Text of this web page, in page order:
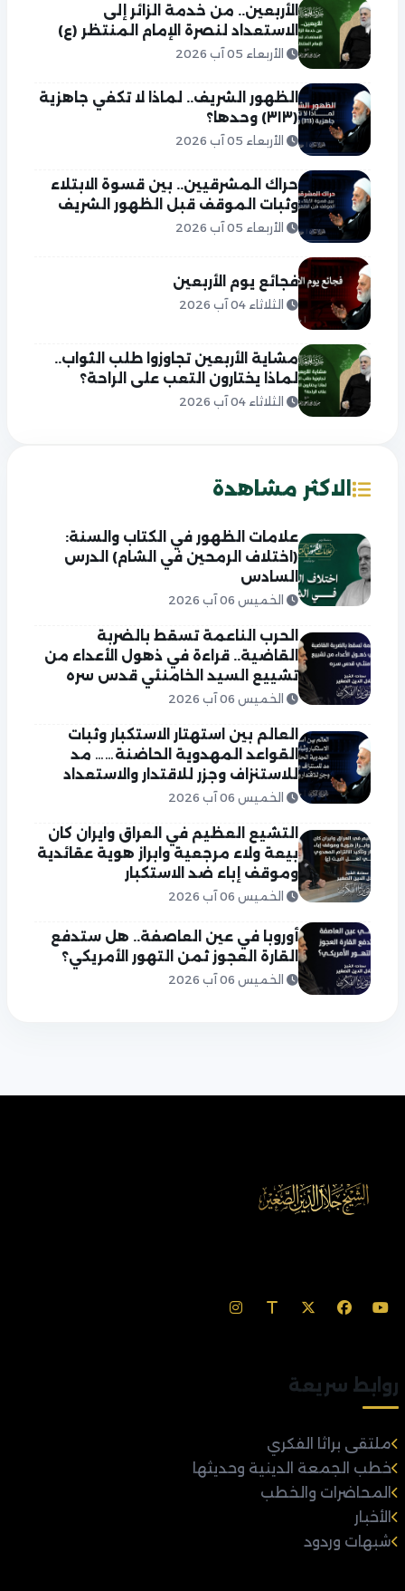
الأربعين.. من خدمة الزائر إلى
الاستعداد لنصرة الإمام المنتظر (ع)
الأربعاء 05 آب 2026
الظهور الشريف.. لماذا لا تكفي جاهزية
(٣١٣) وحدها؟
الأربعاء 05 آب 2026
حراك المشرقيين.. بين قسوة الابتلاء
وثبات الموقف قبل الظهور الشريف
الأربعاء 05 آب 2026
فجائع يوم الأربعين
الثلاثاء 04 آب 2026
مشاية الأربعين تجاوزوا طلب الثواب..
لماذا يختارون التعب على الراحة؟
الثلاثاء 04 آب 2026
الاكثر مشاهدة
علامات الظهور في الكتاب والسنة:
(اختلاف الرمحين في الشام) الدرس
السادس
الخميس 06 آب 2026
الحرب الناعمة تسقط بالضربة
القاضية.. قراءة في ذهول الأعداء من
تشييع السيد الخامنئي قدس سره
الخميس 06 آب 2026
العالم بين استهتار الاستكبار وثبات
القواعد المهدوية الحاضنة…… مد
للاستنزاف وجزر للاقتدار والاستعداد
الخميس 06 آب 2026
التشيع العظيم في العراق وايران كان
بيعة ولاء مرجعية وابراز هوية عقائدية
وموقف إباء ضد الاستكبار
الخميس 06 آب 2026
أوروبا في عين العاصفة.. هل ستدفع
القارة العجوز ثمن التهور الأمريكي؟
الخميس 06 آب 2026
روابط سريعة
ملتقى براثا الفكري
خطب الجمعة الدينية وحديثها
المحاضرات والخطب
الأخبار
شبهات وردود